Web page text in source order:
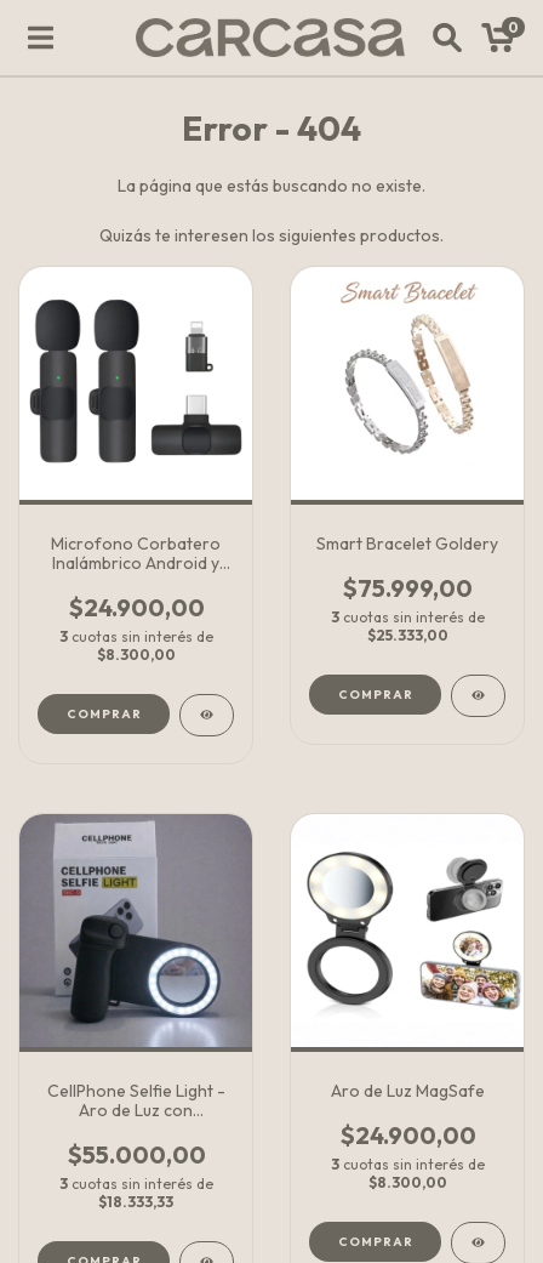
0
Error - 404
La página que estás buscando no existe.
Quizás te interesen los siguientes productos.
Microfono Corbatero
Inalámbrico Android y
$24.900,00
3 cuotas sin interés de
$8.300,00
Smart Bracelet Goldery
$75.999,00
3 cuotas sin interés de
$25.333,00
COMPRAR
CellPhone Selfie Light -
Aro de Luz con
$55.000,00
3 cuotas sin interés de
$18.333,33
Aro de Luz MagSafe
$24.900,00
3 cuotas sin interés de
$8.300,00
COMPRAR